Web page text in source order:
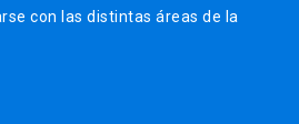
con las distintas áreas de la